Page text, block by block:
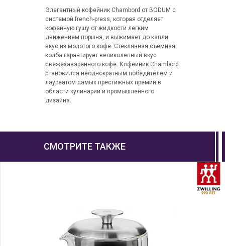
Элегантный кофейник Chambord от BODUM с
системой french-press, которая отделяет
кофейную гущу от жидкости легким
движением поршня, и выжимает до капли
вкус из молотого кофе. Стеклянная съемная
колба гарантирует великолепный вкус
свежезаваренного кофе. Кофейник Chambord
становился неоднократным победителем и
лауреатом самых престижных премий в
области кулинарии и промышленного
дизайна.
СМОТРИТЕ ТАКЖЕ